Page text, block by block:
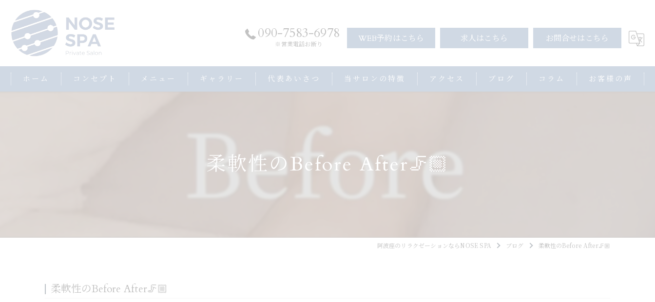
090-7583-6978
※営業電話お断り WEB予約はこちら 求人はこちら お問合せはこちら
ホーム コンセプト メニュー ギャラリー 代表あいさつ 当サロンの特徴
プライベートサロン
アクセス ブログ コラム お客様の声
柔軟性のBefore After🦵🏼
阿波座のリラクゼーションならNOSE SPA ブログ 柔軟性のBefore After🦵🏼
柔軟性のBefore After🦵🏼